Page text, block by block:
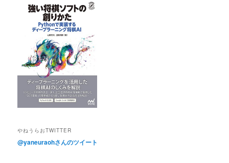
やねうらおTWITTER
@yaneuraohさんのツイート